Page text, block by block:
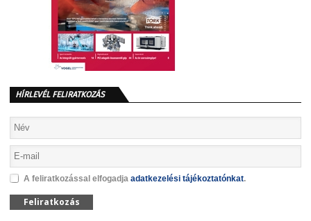
HÍRLEVÉL FELIRATKOZÁS
A feliratkozással elfogadja adatkezelési tájékoztatónkat.
Feliratkozás